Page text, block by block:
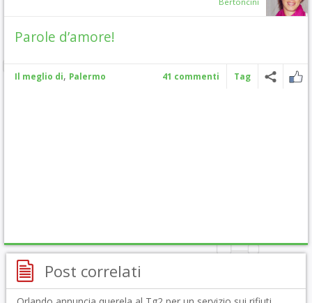
Parole d’amore!
Il meglio di, Palermo 41 commenti Tag
Post correlati